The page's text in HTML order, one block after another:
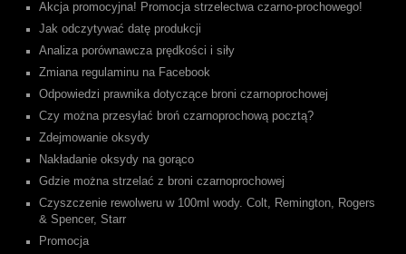
Akcja promocyjna! Promocja strzelectwa czarno-prochowego!
Jak odczytywać datę produkcji
Analiza porównawcza prędkości i siły
Zmiana regulaminu na Facebook
Odpowiedzi prawnika dotyczące broni czarnoprochowej
Czy można przesyłać broń czarnoprochową pocztą?
Zdejmowanie oksydy
Nakładanie oksydy na gorąco
Gdzie można strzelać z broni czarnoprochowej
Czyszczenie rewolweru w 100ml wody. Colt, Remington, Rogers
& Spencer, Starr
Promocja